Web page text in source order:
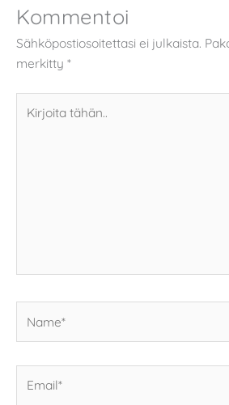
Kommentoi
Sähköpostiosoitettasi ei julkaista.
merkitty *
tähän..